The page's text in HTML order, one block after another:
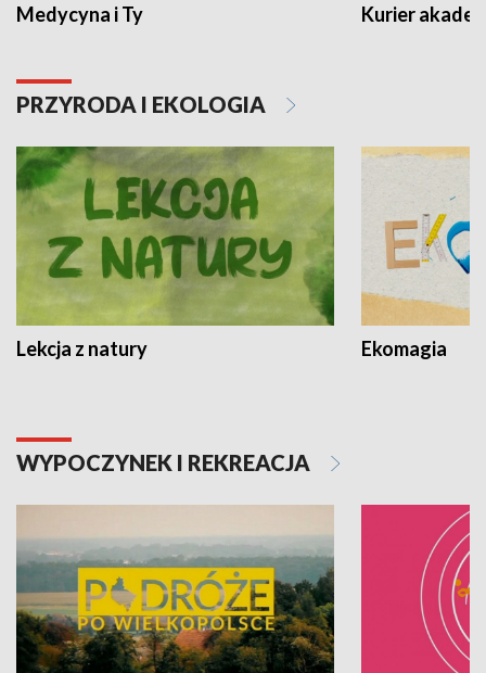
Medycyna i Ty Kurier
PRZYRODA I EKOLOGIA
Lekcja z natury Ekomagia
WYPOCZYNEK I REKREACJA